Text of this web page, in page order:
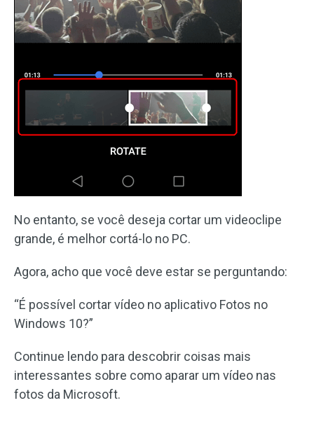
No entanto, se você deseja cortar um videoclipe
grande, é melhor cortá-lo no PC.
Agora, acho que você deve estar se perguntando:
“É possível cortar vídeo no aplicativo Fotos no
Windows 10?”
Continue lendo para descobrir coisas mais
interessantes sobre como aparar um vídeo nas
fotos da Microsoft.